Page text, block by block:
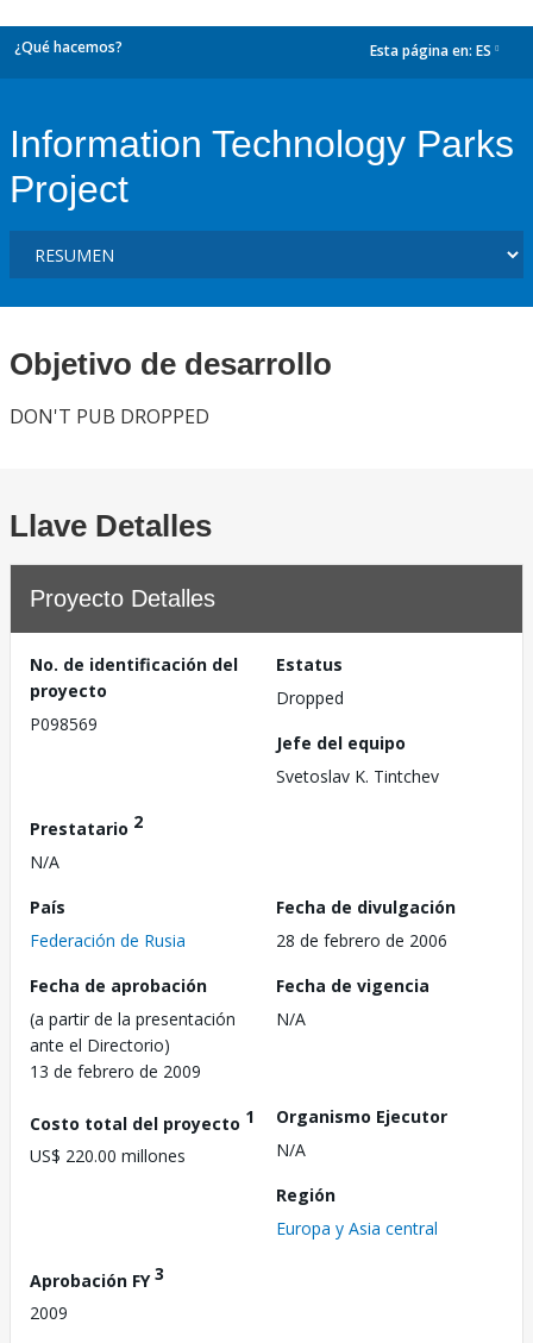
¿Qué hacemos? Esta página en: ES
Information Technology Parks
Project
Objetivo de desarrollo
DON'T PUB DROPPED
Llave Detalles
Proyecto Detalles
No. de identificación del
proyecto
P098569
Estatus
Dropped
Jefe del equipo
Svetoslav K. Tintchev
Prestatario 2
N/A
País
Federación de Rusia
Fecha de divulgación
28 de febrero de 2006
Fecha de aprobación
(a partir de la presentación
ante el Directorio)
13 de febrero de 2009
Fecha de vigencia
N/A
Costo total del proyecto 1
US$ 220.00 millones
Organismo Ejecutor
N/A
Región
Europa y Asia central
Aprobación FY3
2009